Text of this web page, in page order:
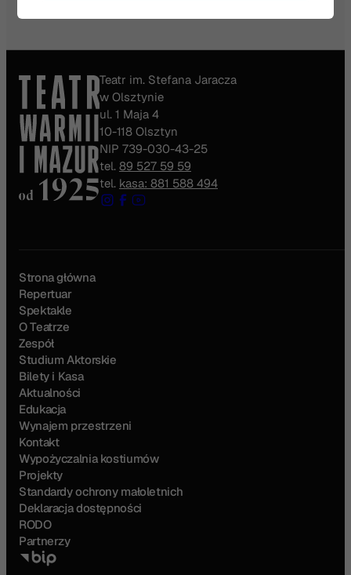
Teatr im. Stefana Jaracza
w Olsztynie
ul. 1 Maja 4
10-118 Olsztyn
NIP 739-030-43-25
tel. 89 527 59 59
tel. kasa: 881 588 494
Strona główna
Repertuar
Spektakle
O Teatrze
Zespół
Studium Aktorskie
Bilety i Kasa
Aktualności
Edukacja
Wynajem przestrzeni
Kontakt
Wypożyczalnia kostiumów
Projekty
Standardy ochrony małoletnich
Deklaracja dostępności
RODO
Partnerzy